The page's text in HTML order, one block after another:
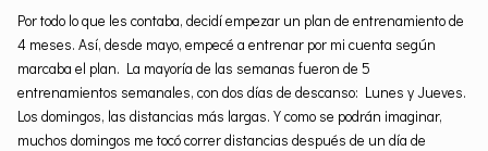
Por todo lo que les contaba, decidí empezar un plan de entrenamiento de
4 meses. Así, desde mayo, empecé a entrenar por mi cuenta según
marcaba el plan. La mayoría de las semanas fueron de 5
entrenamientos semanales, con dos días de descanso: Lunes y Jueves.
Los domingos, las distancias más largas. Y como se podrán imaginar,
muchos domingos me tocó correr distancias después de un día de